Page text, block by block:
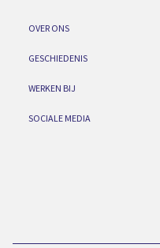
OVER ONS
GESCHIEDENIS
WERKEN BIJ
SOCIALE MEDIA